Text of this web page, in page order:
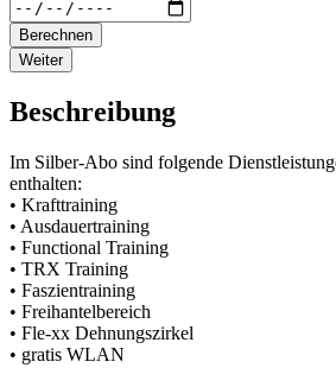
Berechnen
Weiter
Beschreibung
Im Silber-Abo sind folgende
enthalten:
• Krafttraining
• Ausdauertraining
• Functional Training
• TRX Training
• Faszientraining
• Freihantelbereich
• Fle-xx Dehnungszirkel
• gratis WLAN